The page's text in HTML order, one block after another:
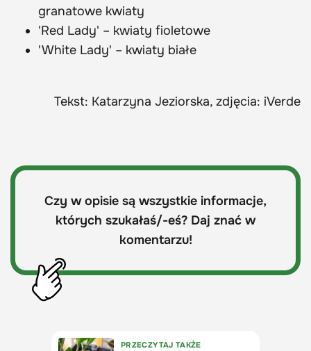
granatowe kwiaty
'Red Lady' – kwiaty fioletowe
'White Lady' – kwiaty białe
Tekst: Katarzyna Jeziorska, zdjęcia: iVerde
Czy w opisie są wszystkie informacje,
których szukałaś/-eś? Daj znać w
komentarzu!